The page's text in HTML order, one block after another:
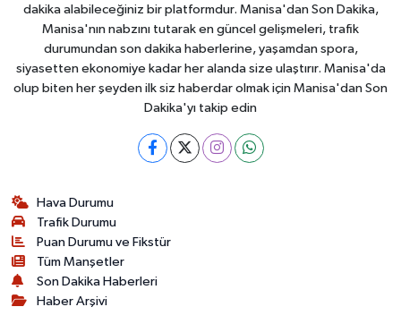
dakika alabileceğiniz bir platformdur. Manisa'dan Son Dakika,
Manisa'nın nabzını tutarak en güncel gelişmeleri, trafik
durumundan son dakika haberlerine, yaşamdan spora,
siyasetten ekonomiye kadar her alanda size ulaştırır. Manisa'da
olup biten her şeyden ilk siz haberdar olmak için Manisa'dan Son
Dakika'yı takip edin
Hava Durumu
Trafik Durumu
Puan Durumu ve Fikstür
Tüm Manşetler
Son Dakika Haberleri
Haber Arşivi